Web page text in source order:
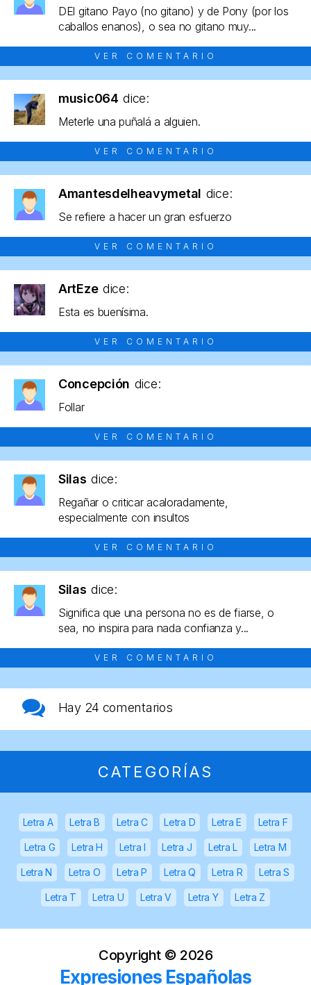
DEl gitano Payo (no gitano) y de Pony (por los
caballos enanos), o sea no gitano muy...
VER COMENTARIO
music064 dice:
Meterle una puñalá a alguien.
VER COMENTARIO
Amantesdelheavymetal dice:
Se refiere a hacer un gran esfuerzo
VER COMENTARIO
ArtEze dice:
Esta es buenísima.
VER COMENTARIO
Concepción dice:
Follar
VER COMENTARIO
Silas dice:
Regañar o criticar acaloradamente,
especialmente con insultos
VER COMENTARIO
Silas dice:
Significa que una persona no es de fiarse, o
sea, no inspira para nada confianza y...
VER COMENTARIO
Hay 24 comentarios
CATEGORÍAS
Letra A Letra B Letra C Letra D Letra E Letra F
Letra G Letra H Letra I Letra J Letra L Letra M
Letra N Letra O Letra P Letra Q Letra R Letra S
Letra T Letra U Letra V Letra Y Letra Z
Copyright © 2026
Expresiones Españolas